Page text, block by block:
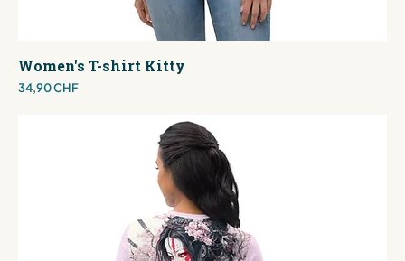
Women's T-shirt Kitty
Preis
34,90 CHF